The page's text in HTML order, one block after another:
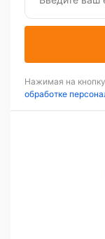
Нажимая на
обработке